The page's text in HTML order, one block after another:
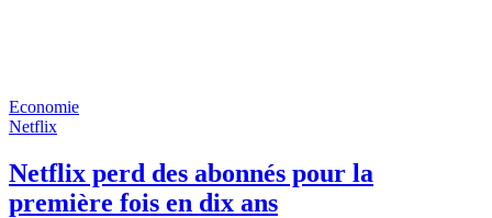
Economie
Netflix
Netflix perd des abonnés pour la
première fois en dix ans